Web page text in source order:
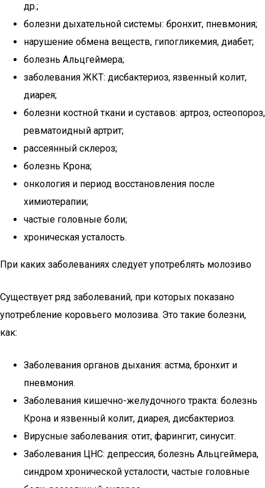
др.;
болезни дыхательной системы: бронхит, пневмония;
нарушение обмена веществ, гипогликемия, диабет;
болезнь Альцгеймера;
заболевания ЖКТ: дисбактериоз, язвенный колит,
диарея;
болезни костной ткани и суставов: артроз, остеопороз,
ревматоидный артрит;
рассеянный склероз;
болезнь Крона;
онкология и период восстановления после
химиотерапии;
частые головные боли;
хроническая усталость.
При каких заболеваниях следует употреблять молозиво
Существует ряд заболеваний, при которых показано
употребление коровьего молозива. Это такие болезни,
как:
Заболевания органов дыхания: астма, бронхит и
пневмония.
Заболевания кишечно-желудочного тракта: болезнь
Крона и язвенный колит, диарея, дисбактериоз.
Вирусные заболевания: отит, фарингит, синусит.
Заболевания ЦНС: депрессия, болезнь Альцгеймера,
синдром хронической усталости, частые головные